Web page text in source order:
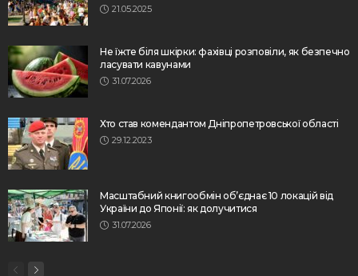
21.05.2025
Не їжте біля шкірки: фахівці розповіли, як безпечно
ласувати кавунами
31.07.2026
Хто став комендантом Дніпропетровської області
29.12.2023
Масштабний книгообмін об’єднає 10 локацій від
України до Японії: як долучитися
31.07.2026